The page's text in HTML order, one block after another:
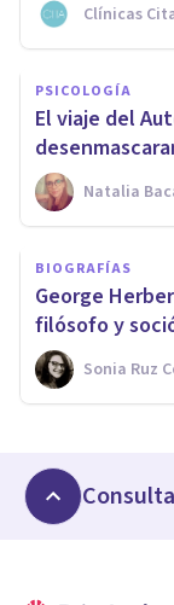
Clínicas
PSICOLOGÍA
El viaje del
Natalia
BIOGRAFÍAS
George
filósofo y
Sonia Ruz